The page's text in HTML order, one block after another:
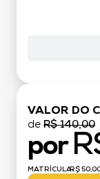
VALOR DO
de R$ 140,00
por
MATRÍCULA:R$